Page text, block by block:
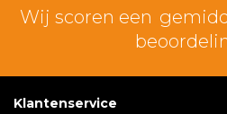
Wij scoren een
Klantenservice